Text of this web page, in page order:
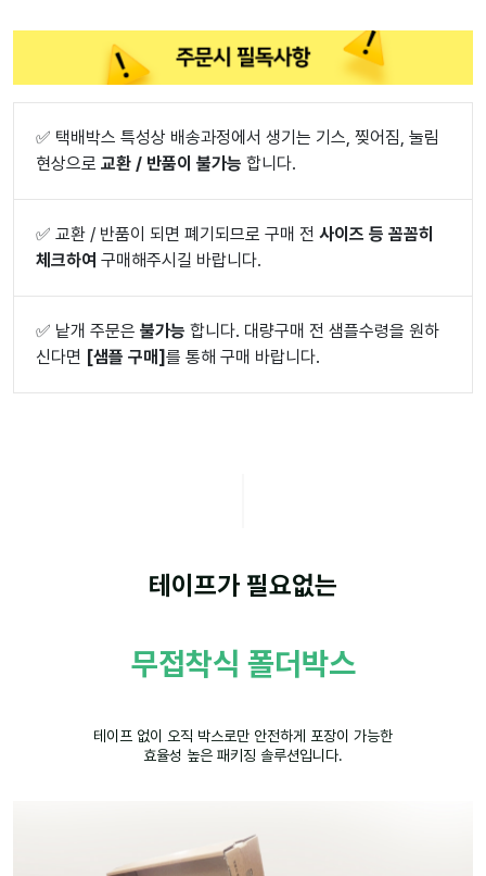
✅ 택배박스 특성상 배송과정에서 생기는 기스, 찢어짐, 눌림
현상으로 교환 / 반품이 불가능 합니다.
✅ 교환 / 반품이 되면 폐기되므로 구매 전 사이즈 등 꼼꼼히
체크하여 구매해주시길 바랍니다.
✅ 낱개 주문은 불가능 합니다. 대량구매 전 샘플수령을 원하
신다면 [샘플 구매]를 통해 구매 바랍니다.
테이프가 필요없는
무접착식 폴더박스
테이프 없이 오직 박스로만 안전하게 포장이 가능한
효율성 높은 패키징 솔루션입니다.